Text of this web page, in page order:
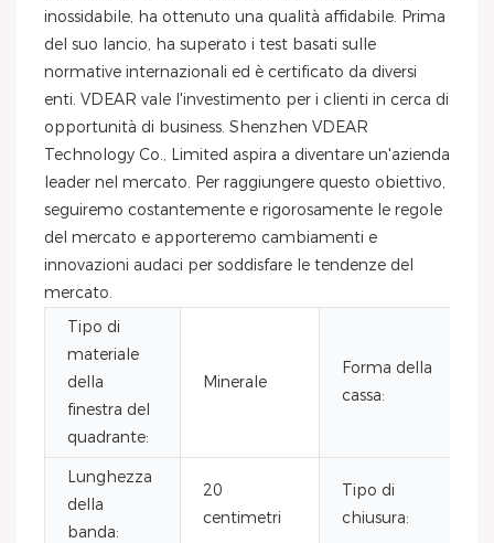
inossidabile, ha ottenuto una qualità affidabile. Prima
del suo lancio, ha superato i test basati sulle
normative internazionali ed è certificato da diversi
enti. VDEAR vale l'investimento per i clienti in cerca di
opportunità di business. Shenzhen VDEAR
Technology Co., Limited aspira a diventare un'azienda
leader nel mercato. Per raggiungere questo obiettivo,
seguiremo costantemente e rigorosamente le regole
del mercato e apporteremo cambiamenti e
innovazioni audaci per soddisfare le tendenze del
mercato.
Tipo di
materiale
della
finestra del
quadrante:
Minerale
Forma della
cassa:
Lunghezza
della
banda:
20
centimetri
Tipo di
chiusura: